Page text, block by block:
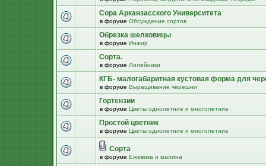
Сора Арканзасского Университета
в форуме Обсуждение сортов
Обрезка шелковицы
в форуме Инжир
Сорта.
в форуме Лилейники
КГБ- малогабаритная кустовая форма для
в форуме Выращивание черешни
Гортензии
в форуме Цветы однолетние и многолетние
Простой цветник
в форуме Цветы однолетние и многолетние
Сорта
в форуме Ежевика и малина